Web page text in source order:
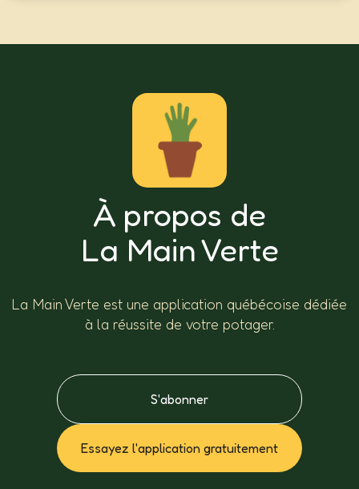
À propos de
La Main Verte
La Main Verte est une application québécoise dédiée
à la réussite de votre potager.
S'abonner
Essayez l'application gratuitement